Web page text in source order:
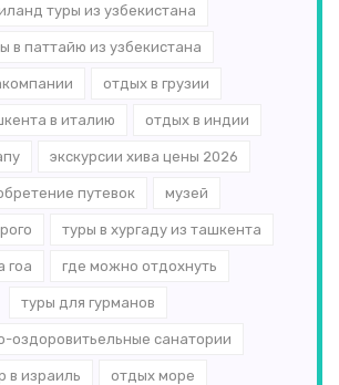
туры из узбекистана
в паттайю из узбекистана
отдых в грузии
в италию отдых в индии
экскурсии хива цены 2026
путевок музей
туры в хургаду из ташкента
гоа где можно отдохнуть
туры для гурманов
оздоровитьельные санатории
в израиль отдых море